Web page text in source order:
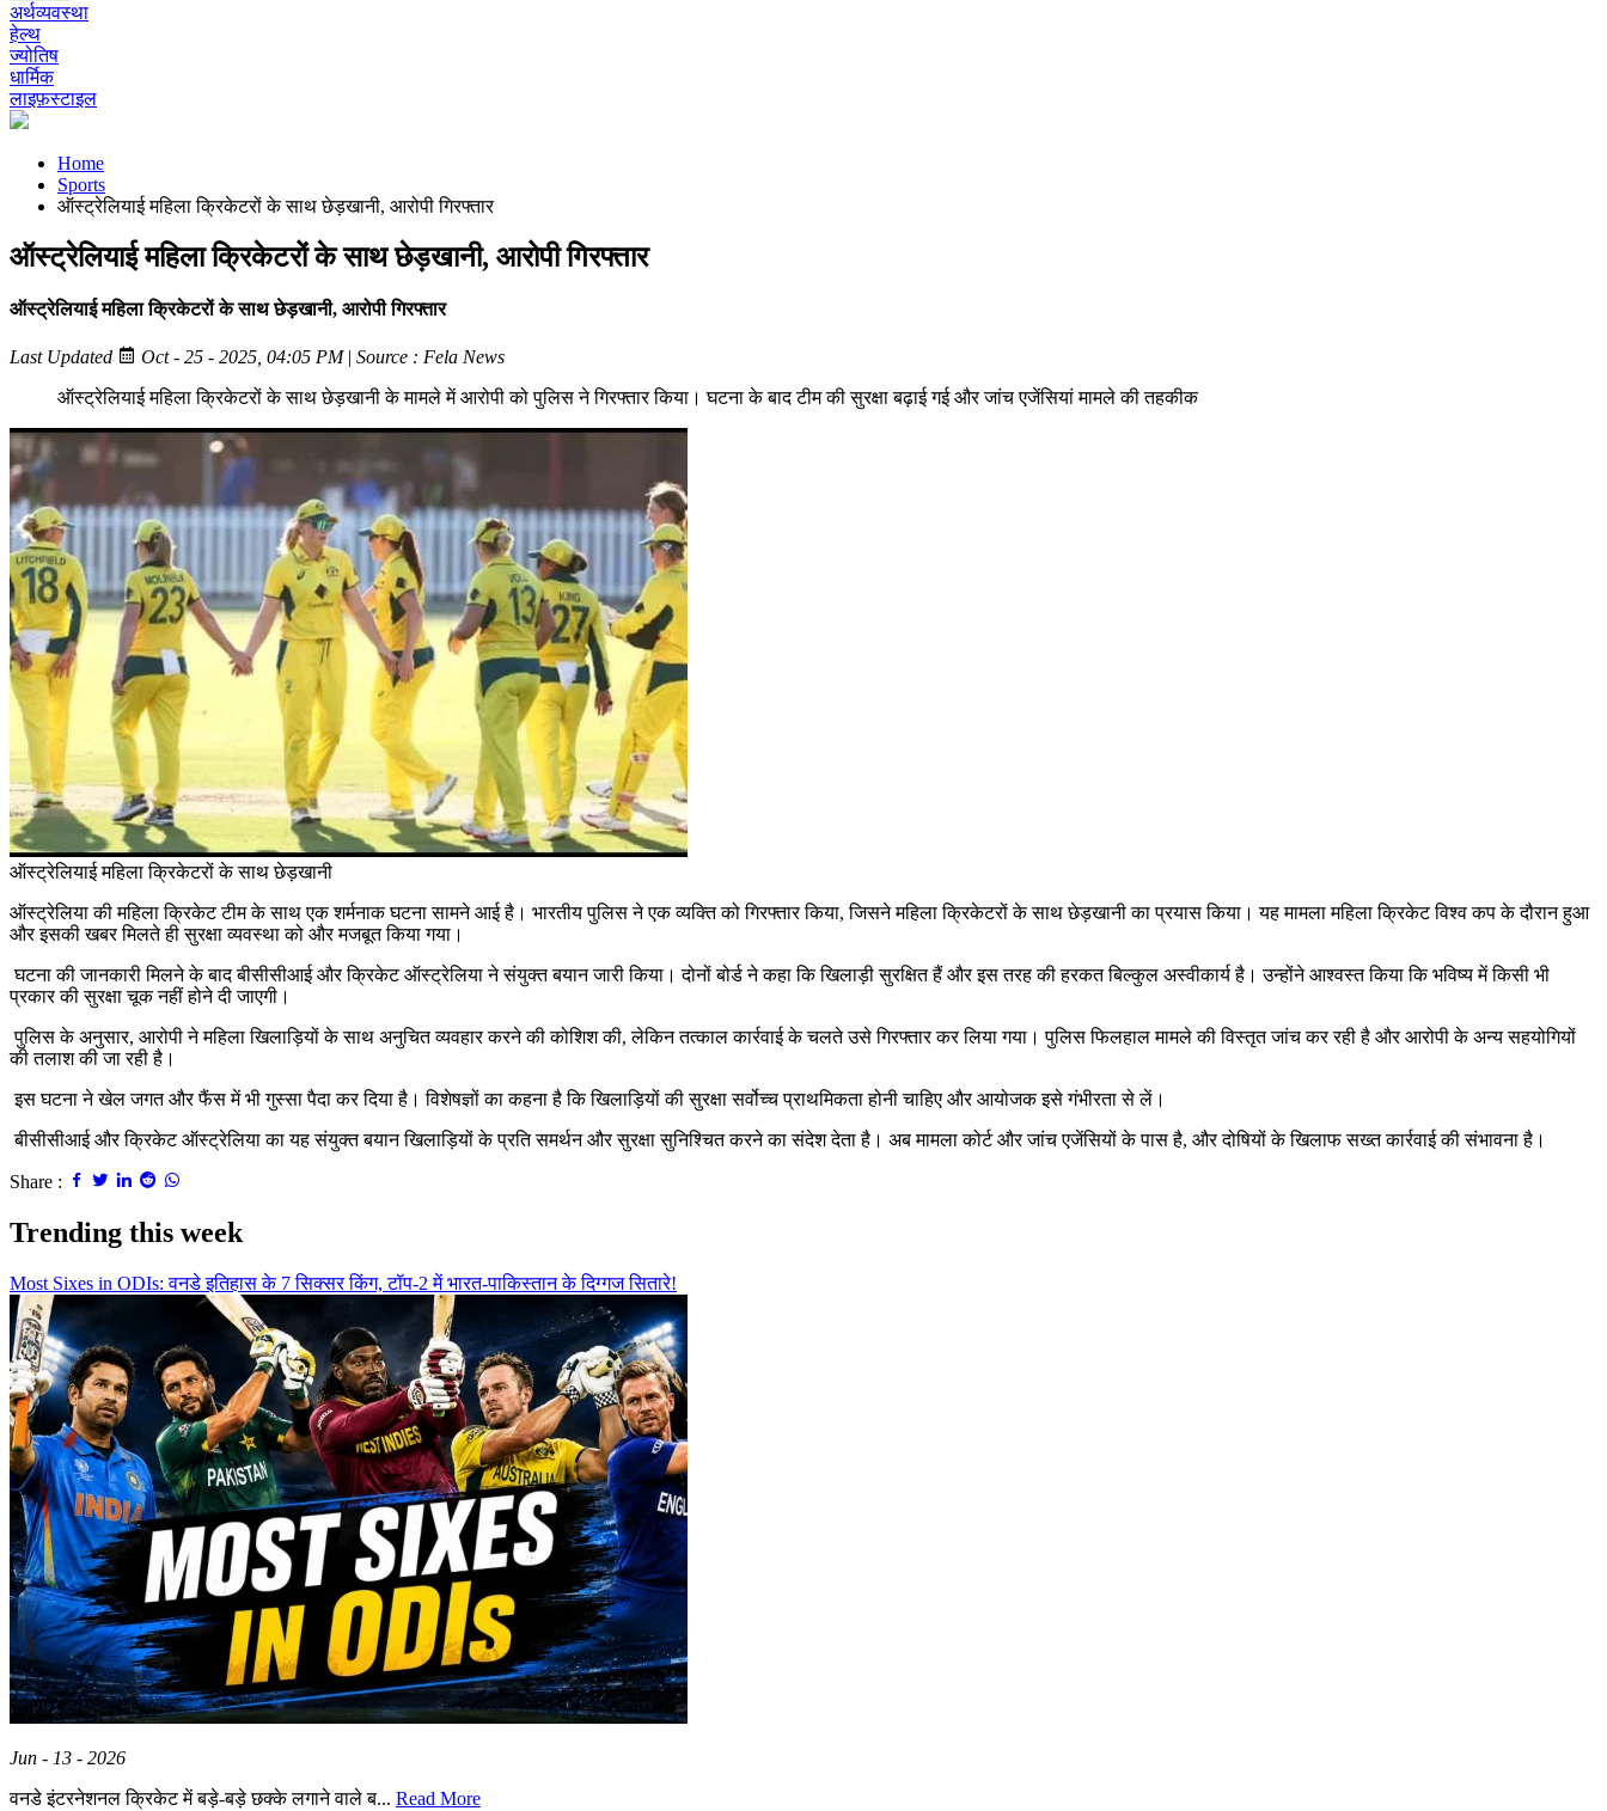
अर्थव्यवस्था
हेल्थ
ज्योतिष
धार्मिक
लाइफ़स्टाइल
Home
Sports
ऑस्ट्रेलियाई महिला क्रिकेटरों के साथ छेड़खानी, आरोपी गिरफ्तार
ऑस्ट्रेलियाई महिला क्रिकेटरों के साथ छेड़खानी, आरोपी गिरफ्तार
ऑस्ट्रेलियाई महिला क्रिकेटरों के साथ छेड़खानी, आरोपी गिरफ्तार
Last Updated Oct - 25 - 2025, 04:05 PM| Source : Fela News
ऑस्ट्रेलियाई महिला क्रिकेटरों के साथ छेड़खानी के मामले में आरोपी को पुलिस ने गिरफ्तार किया। घटना के बाद टीम की सुरक्षा बढ़ाई गई और जांच एजेंसियां मामले की तहकीक
ऑस्ट्रेलियाई महिला क्रिकेटरों के साथ छेड़खानी
ऑस्ट्रेलिया की महिला क्रिकेट टीम के साथ एक शर्मनाक घटना सामने आई है। भारतीय पुलिस ने एक व्यक्ति को गिरफ्तार किया, जिसने महिला क्रिकेटरों के साथ छेड़खानी का प्रयास किया। यह मामला महिला क्रिकेट विश्व कप के दौरान हुआ
और इसकी खबर मिलते ही सुरक्षा व्यवस्था को और मजबूत किया गया।
घटना की जानकारी मिलने के बाद बीसीसीआई और क्रिकेट ऑस्ट्रेलिया ने संयुक्त बयान जारी किया। दोनों बोर्ड ने कहा कि खिलाड़ी सुरक्षित हैं और इस तरह की हरकत बिल्कुल अस्वीकार्य है। उन्होंने आश्वस्त किया कि भविष्य में किसी भी
प्रकार की सुरक्षा चूक नहीं होने दी जाएगी।
पुलिस के अनुसार, आरोपी ने महिला खिलाड़ियों के साथ अनुचित व्यवहार करने की कोशिश की, लेकिन तत्काल कार्रवाई के चलते उसे गिरफ्तार कर लिया गया। पुलिस फिलहाल मामले की विस्तृत जांच कर रही है और आरोपी के अन्य सहयोगियों
की तलाश की जा रही है।
इस घटना ने खेल जगत और फैंस में भी गुस्सा पैदा कर दिया है। विशेषज्ञों का कहना है कि खिलाड़ियों की सुरक्षा सर्वोच्च प्राथमिकता होनी चाहिए और आयोजक इसे गंभीरता से लें।
बीसीसीआई और क्रिकेट ऑस्ट्रेलिया का यह संयुक्त बयान खिलाड़ियों के प्रति समर्थन और सुरक्षा सुनिश्चित करने का संदेश देता है। अब मामला कोर्ट और जांच एजेंसियों के पास है, और दोषियों के खिलाफ सख्त कार्रवाई की संभावना है।
Share :
Trending this week
Most Sixes in ODIs: वनडे इतिहास के 7 सिक्सर किंग, टॉप-2 में भारत-पाकिस्तान के दिग्गज सितारे!
Jun - 13 - 2026
वनडे इंटरनेशनल क्रिकेट में बड़े-बड़े छक्के लगाने वाले ब... Read More